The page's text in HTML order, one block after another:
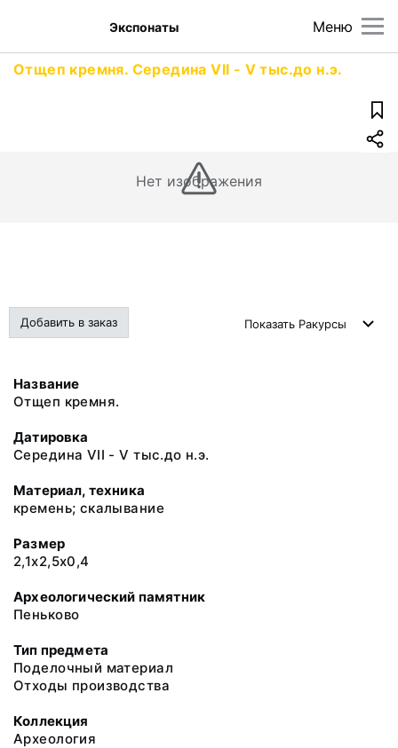
Меню
Экспонаты
Отщеп кремня. Середина VII - V тыс.до н.э.
Нет изображения
Добавить в заказ Показать Ракурсы
Название
Отщеп кремня.
Датировка
Середина VII - V тыс.до н.э.
Материал, техника
кремень; скалывание
Размер
2,1х2,5х0,4
Археологический памятник
Пеньково
Тип предмета
Поделочный материал
Отходы производства
Коллекция
Археология